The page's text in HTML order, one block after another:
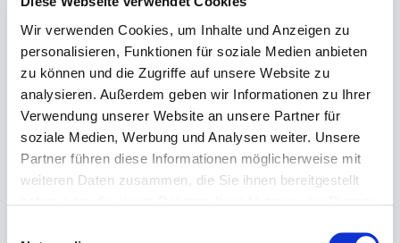
Wir verwenden Cookies, um Inhalte und Anzeigen zu
personalisieren, Funktionen für soziale Medien anbieten
zu können und die Zugriffe auf unsere Website zu
analysieren. Außerdem geben wir Informationen zu Ihrer
Verwendung unserer Website an unsere Partner für
soziale Medien, Werbung und Analysen weiter. Unsere
Partner führen diese Informationen möglicherweise mit
weiteren Daten zusammen, die Sie ihnen bereitgestellt
Bezettingshefboom Wat-als-scenario
De vaste kosten blijven gelijk – ongeacht hoeveel uur de
machine draait. Meer productieve draaiuren verdelen
dezelfde vaste kosten en verlagen het tarief per uur.
Bezetting / draaiuren verhogen met
+25%